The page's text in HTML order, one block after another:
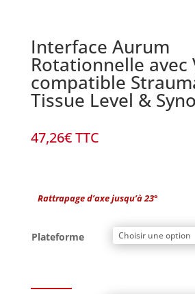
Interface Aurum
Rotationnelle avec
compatible
Tissue Level &
47,26€TTC
Rattrapage d’axe jusqu’à 23°
Plateforme